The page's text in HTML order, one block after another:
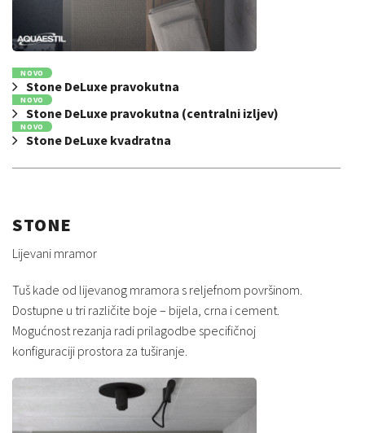
NOVO
Stone DeLuxe pravokutna
NOVO
Stone DeLuxe pravokutna (centralni izljev)
NOVO
Stone DeLuxe kvadratna
STONE
Lijevani mramor
Tuš kade od lijevanog mramora s reljefnom površinom.
Dostupne u tri različite boje – bijela, crna i cement.
Mogućnost rezanja radi prilagodbe specifičnoj
konfiguraciji prostora za tuširanje.